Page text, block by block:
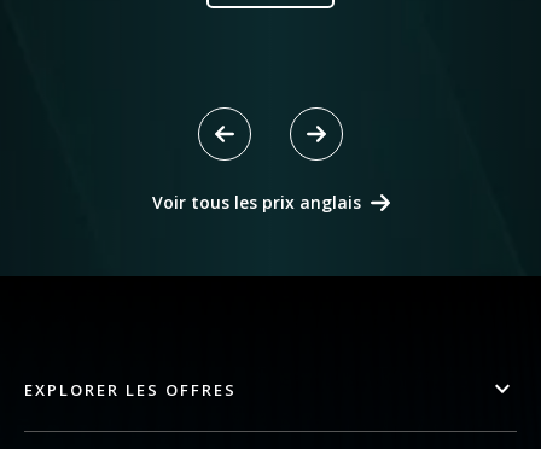
Voir tous les prix anglais
EXPLORER LES OFFRES